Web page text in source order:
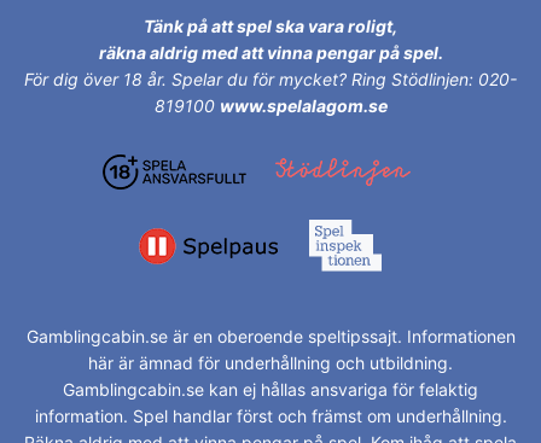
Tänk på att spel ska vara roligt,
räkna aldrig med att vinna pengar på spel.
För dig över 18 år. Spelar du för mycket? Ring Stödlinjen: 020-
819100 www.spelalagom.se
Gamblingcabin.se är en oberoende speltipssajt. Informationen
här är ämnad för underhållning och utbildning.
Gamblingcabin.se kan ej hållas ansvariga för felaktig
information. Spel handlar först och främst om underhållning.